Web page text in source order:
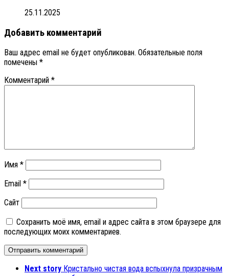
25.11.2025
Добавить комментарий
Ваш адрес email не будет опубликован. Обязательные поля
помечены *
Комментарий *
Имя *
Email *
Сайт
Сохранить моё имя, email и адрес сайта в этом браузере для
последующих моих комментариев.
Next story Кристально чистая вода вспыхнула призрачным